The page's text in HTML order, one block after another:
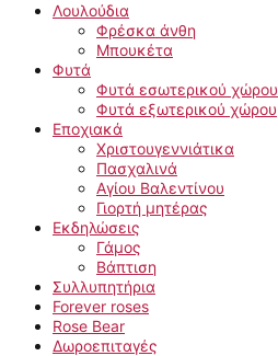
Λουλούδια
Φρέσκα άνθη
Μπουκέτα
Φυτά
Φυτά εσωτερικού χώρου
Φυτά εξωτερικού χώρου
Εποχιακά
Χριστουγεννιάτικα
Πασχαλινά
Αγίου Βαλεντίνου
Γιορτή μητέρας
Εκδηλώσεις
Γάμος
Βάπτιση
Συλλυπητήρια
Forever roses
Rose Bear
Δωροεπιταγές